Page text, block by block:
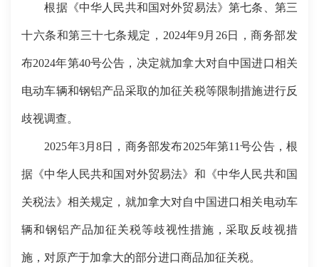
根据《中华人民共和国对外贸易法》第七条、第三
十六条和第三十七条规定，2024年9月26日，商务部发
布2024年第40号公告，决定就加拿大对自中国进口相关
电动车辆和钢铝产品采取的加征关税等限制措施进行反
歧视调查。
2025年3月8日，商务部发布2025年第11号公告，根
据《中华人民共和国对外贸易法》和《中华人民共和国
关税法》相关规定，就加拿大对自中国进口相关电动车
辆和钢铝产品加征关税等歧视性措施，采取反歧视措
施，对原产于加拿大的部分进口商品加征关税。